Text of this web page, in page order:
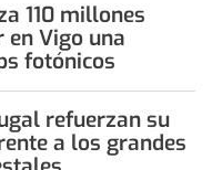
110 millones
Vigo una
fotónicos
refuerzan su
a los grandes